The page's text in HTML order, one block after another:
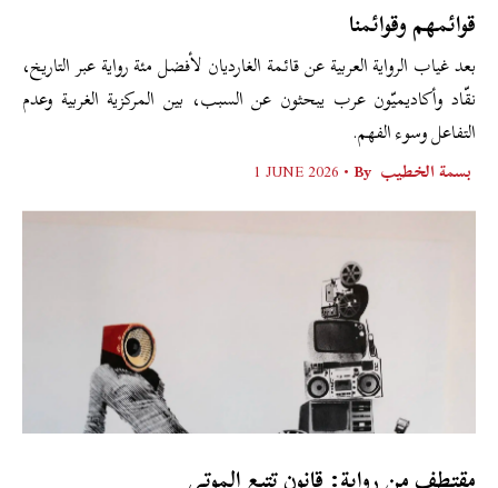
قوائمهم وقوائمنا
بعد غياب الرواية العربية عن قائمة الغارديان لأفضل مئة رواية عبر التاريخ،
نقّاد وأكاديميّون عرب يبحثون عن السبب، بين المركزية الغربية وعدم
التفاعل وسوء الفهم.
بسمة الخطيب 1 JUNE 2026